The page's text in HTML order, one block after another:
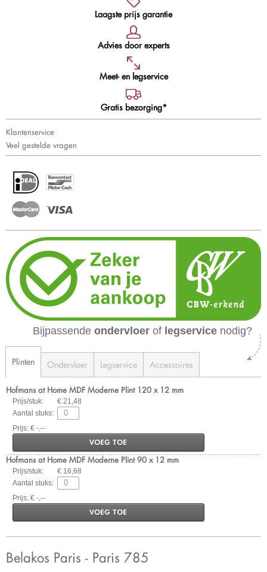
Laagste prijs garantie
Advies door experts
Meet- en legservice
Gratis bezorging*
Klantenservice
Veel gestelde vragen
Bijpassende ondervloer of legservice nodig?
Plinten Ondervloer Legservice Accessoires
Hofmans at Home MDF Moderne Plint 120 x 12 mm
Prijs/stuk:
€ 21,48
Aantal stuks:
Prijs: € -,--
VOEG TOE
Hofmans at Home MDF Moderne Plint 90 x 12 mm
Prijs/stuk:
€ 16,68
Aantal stuks:
Prijs: € -,--
VOEG TOE
Belakos Paris - Paris 785